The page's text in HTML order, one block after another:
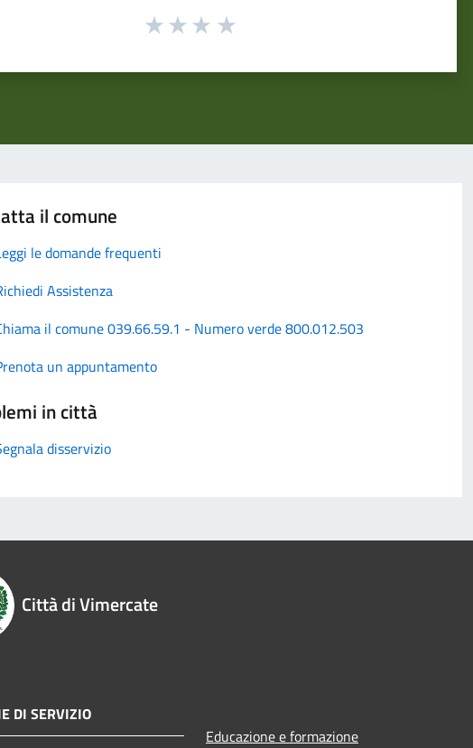
il comune
le domande frequenti
Assistenza
il comune 039.66.59.1 - Numero verde 800.012.503
un appuntamento
in città
disservizio
Città di Vimercate
DI SERVIZIO
Educazione e formazione